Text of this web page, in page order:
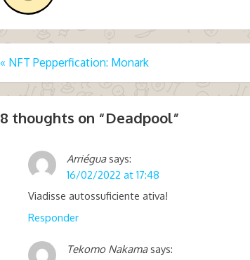
« NFT Pepperfication: Monark
8 thoughts on “Deadpool”
Arriégua says:
16/02/2022 at 17:48
Viadisse autossuficiente ativa!
Responder
Tekomo Nakama says: